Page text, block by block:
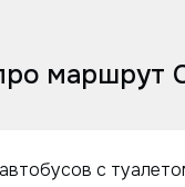
маршрут
с